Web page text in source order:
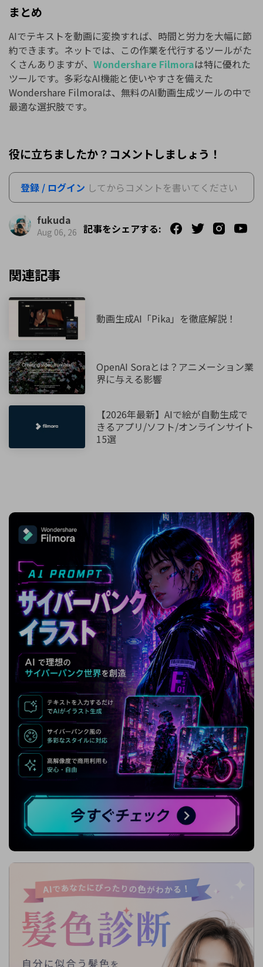
まとめ
AIでテキストを動画に変換すれば、時間と労力を大幅に節
約できます。ネットでは、この作業を代行するツールがた
くさんありますが、 Wondershare Filmoraは特に優れた
ツールです。多彩なAI機能と使いやすさを備えた
Wondershare Filmoraは、無料のAI動画生成ツールの中で
最適な選択肢です。
役に立ちましたか？コメントしましょう！
登録 / ログイン してからコメントを書いてください
fukuda
Aug 06, 26 記事をシェアする:
関連記事
動画生成AI「Pika」を徹底解説！
OpenAI Soraとは？アニメーション業
界に与える影響
【2026年最新】AIで絵が自動生成で
きるアプリ/ソフト/オンラインサイト
15選